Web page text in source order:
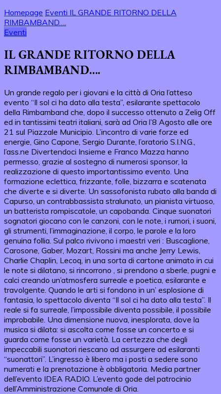
Homepage Eventi IL GRANDE RITORNO DELLA
RIMBAMBAND….
Eventi
IL GRANDE RITORNO DELLA
RIMBAMBAND….
Un grande regalo per i giovani e la città di Oria l’atteso
evento “Il sol ci ha dato alla testa”, esilarante spettacolo
della Rimbamband che, dopo il successo ottenuto a Zelig Off
ed in tantissimi teatri italiani, sarà ad Oria l’8 Agosto alle ore
21 sul Piazzale Municipio. L’incontro di varie forze ed
energie, Gino Capone, Sergio Durante, l’oratorio S.I.N.G.,
l’ass.ne Divertendoci Insieme e Franco Mazza hanno
permesso, grazie al sostegno di numerosi sponsor, la
realizzazione di questo importantissimo evento. Una
formazione eclettica, frizzante, folle, bizzarra e scatenata
che diverte e si diverte. Un sassofonista rubato alla banda di
Capurso, un contrabbassista stralunato, un pianista virtuoso,
un batterista rompiscatole, un capobanda. Cinque suonatori
sognatori giocano con le canzoni, con le note, i rumori, i suoni,
gli strumenti, l’immaginazione, il corpo, le parole e la loro
genuina follia. Sul palco rivivono i maestri veri : Buscaglione,
Carosone, Gaber, Mozart, Rossini ma anche Jerry Lewis,
Charlie Chaplin, Lecoq, in una sorta di cartone animato in cui
le note si dilatano, si rincorrono , si prendono a sberle, pugni e
calci creando un’atmosfera surreale e poetica, esilarante e
travolgente. Quando le arti si fondono in un’ esplosione di
fantasia, lo spettacolo diventa “Il sol ci ha dato alla testa”. Il
reale si fa surreale, l’impossibile diventa possibile, il possibile
improbabile. Una dimensione nuova, inesplorata, dove la
musica si dilata: si ascolta come fosse un concerto e si
guarda come fosse un varietà. La certezza che degli
impeccabili suonatori riescano ad assurgere ad esilaranti
“suonattori”. L’ingresso è libero ma i posti a sedere sono
numerati e la prenotazione è obbligatoria. Media partner
dell’evento IDEA RADIO. L’evento gode del patrocinio
dell’Amministrazione Comunale di Oria.